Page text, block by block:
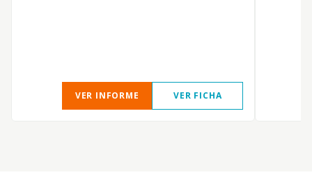
VER INFORME VER FICHA